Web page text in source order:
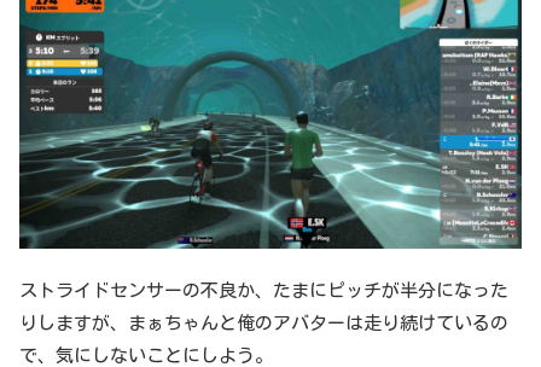
ストライドセンサーの不良か、たまにピッチが半分になった
りしますが、まぁちゃんと俺のアバターは走り続けているの
で、気にしないことにしよう。